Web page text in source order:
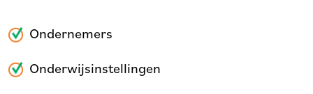
Ondernemers
Onderwijsinstellingen